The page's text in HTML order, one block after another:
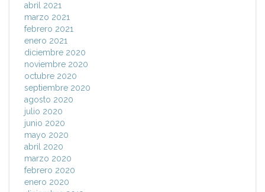
abril 2021
marzo 2021
febrero 2021
enero 2021
diciembre 2020
noviembre 2020
octubre 2020
septiembre 2020
agosto 2020
julio 2020
junio 2020
mayo 2020
abril 2020
marzo 2020
febrero 2020
enero 2020